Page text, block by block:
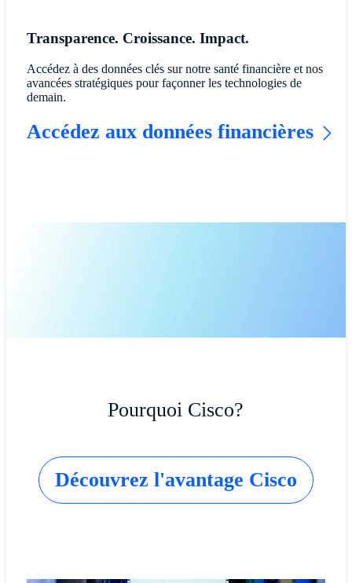
Transparence. Croissance. Impact.
Accédez à des données clés sur notre santé financière et nos
avancées stratégiques pour façonner les technologies de
demain.
Accédez aux données financières
Pourquoi Cisco?
Découvrez l'avantage Cisco